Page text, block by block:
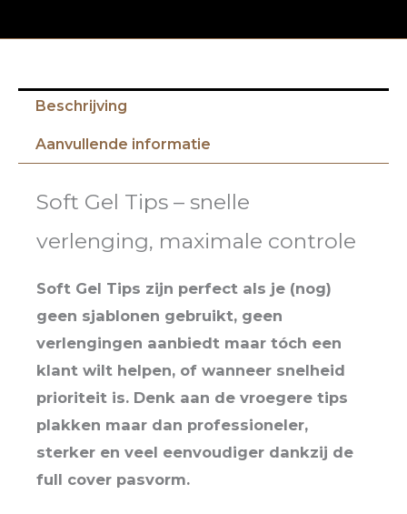
Beschrijving
Aanvullende informatie
Soft Gel Tips – snelle
verlenging, maximale controle
Soft Gel Tips zijn perfect als je (nog)
geen sjablonen gebruikt, geen
verlengingen aanbiedt maar tóch een
klant wilt helpen, of wanneer snelheid
prioriteit is. Denk aan de vroegere tips
plakken maar dan professioneler,
sterker en veel eenvoudiger dankzij de
full cover pasvorm.